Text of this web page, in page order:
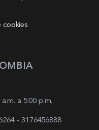
cookies
a 5:00 p.m.
- 3176456888